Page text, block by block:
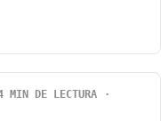
MIN DE LECTURA